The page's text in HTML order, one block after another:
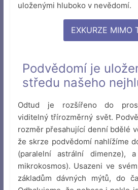
uloženými hluboko v nevědomí.
EXKURZE MIMO
Podvědomí je
středu našeho
Odtud je rozšířeno do
viditelný třírozměrný svět.
rozměr přesahující denní bdělé
že skrze podvědomí nahlížíme
(paralelní astrální dimenze),
mikrokosmos). Usazeni ve
základům dávných mýtů, do